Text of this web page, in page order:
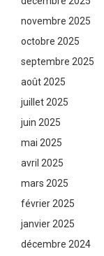
novembre 2025
octobre 2025
septembre 2025
août 2025
juillet 2025
juin 2025
mai 2025
avril 2025
mars 2025
février 2025
janvier 2025
décembre 2024